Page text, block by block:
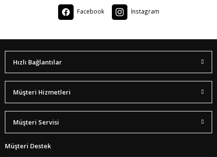
Osmanlı İmparatorluğu ve Türkiye Cumhuriyeti Jetonları Kataloğu 2013
510,00 TL
Sepete Ekle
%10
Facebook İnstagram
Hızlı Bağlantılar
Müşteri Hizmetleri
Müşteri Servisi
Müşteri Destek